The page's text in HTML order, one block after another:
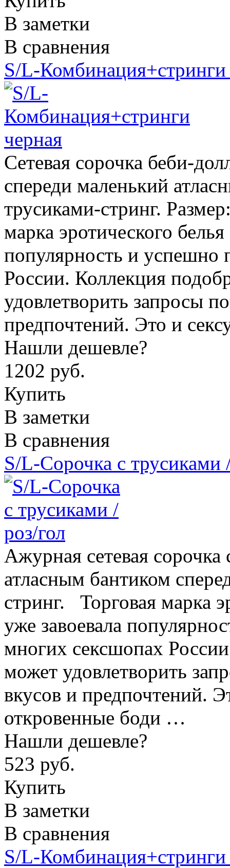
В заметки
В сравнения
S/L-Комбинация+стринги
Сетевая сорочка беби-
спереди маленький
трусиками-стринг.
марка эротического
популярность и успешно
России. Коллекция
удовлетворить запросы
предпочтений. Это и
Нашли дешевле?
1202 руб.
Купить
В заметки
В сравнения
S/L-Сорочка с трусиками
Ажурная сетевая
атласным бантиком
стринг. Торговая марка
уже завоевала
многих сексшопах
может удовлетворить
вкусов и предпочтений.
откровенные боди …
Нашли дешевле?
523 руб.
Купить
В заметки
В сравнения
S/L-Комбинация+стринги